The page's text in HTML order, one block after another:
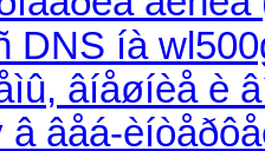
DNS íà
âíåøíèå è
âåá-